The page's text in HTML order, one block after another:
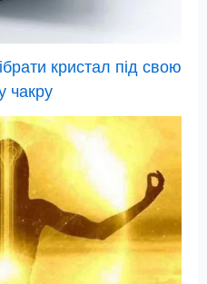
кристал під свою
чакру